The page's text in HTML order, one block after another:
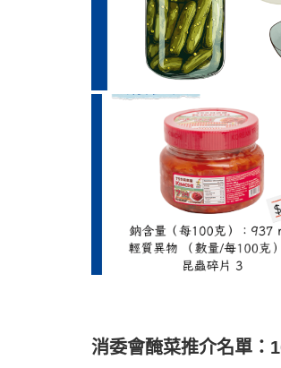
消委會醃菜推介名單：